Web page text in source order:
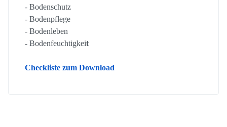
- Bodenschutz
- Bodenpflege
- Bodenleben
- Bodenfeuchtigkeit
Checkliste zum Download